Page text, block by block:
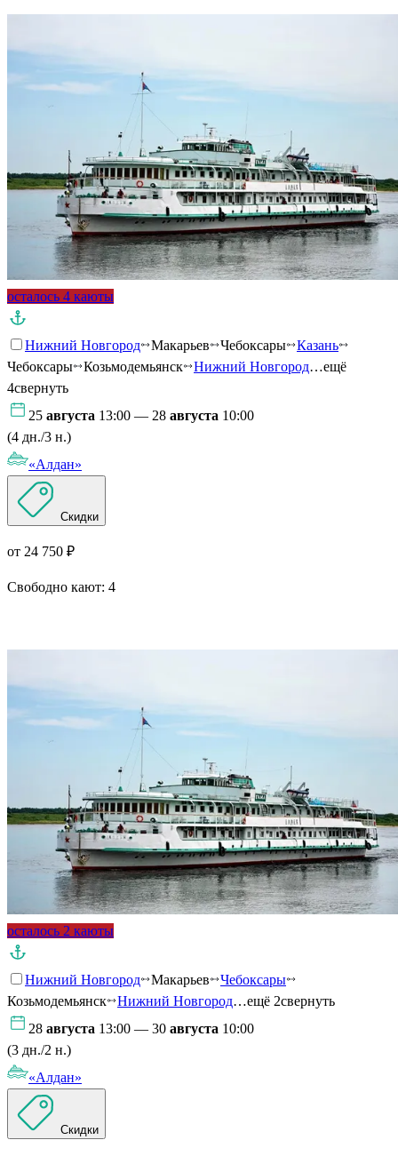
осталось 4 каюты
Нижний Новгород Макарьев Чебоксары
Казань
Чебоксары
Козьмодемьянск Нижний Новгород…ещё
4свернуть
25 августа 13:00 — 28 августа 10:00
(4 дн./3 н.)
«Алдан»
Скидки
от 24 750 ₽
Свободно кают: 4
осталось 2 каюты
Нижний Новгород Макарьев
Чебоксары
Козьмодемьянск
Нижний Новгород…ещё 2свернуть
28 августа 13:00 — 30 августа 10:00
(3 дн./2 н.)
«Алдан»
Скидки